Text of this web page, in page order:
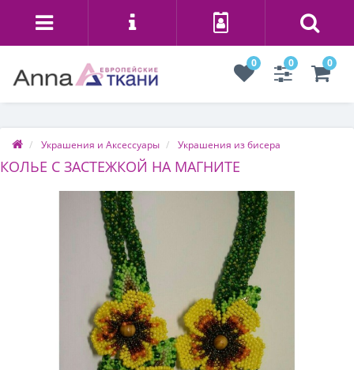
0 0 0
Украшения и Аксессуары Украшения из бисера
КОЛЬЕ С ЗАСТЕЖКОЙ НА МАГНИТЕ